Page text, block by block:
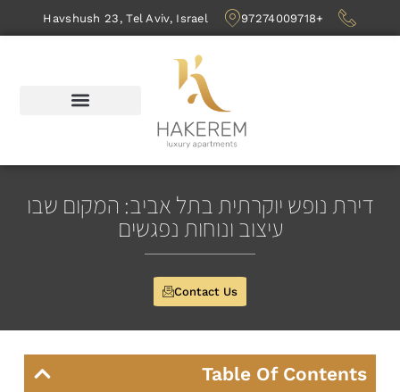
+97274009718
Havshush 23, Tel Aviv, Israel
דירת נופש יוקרתית בתל אביב: המקום שבו
עיצוב ונוחות נפגשים
Contact Us
Table Of Contents